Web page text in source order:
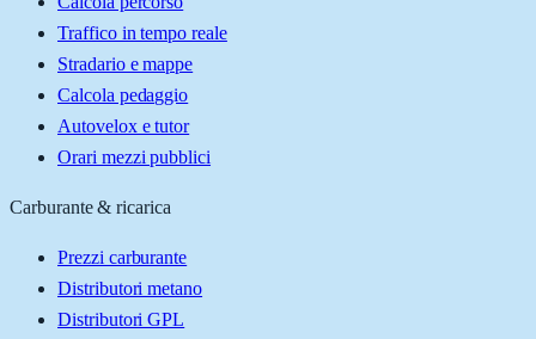
Traffico in tempo reale
Stradario e mappe
Calcola pedaggio
Autovelox e tutor
Orari mezzi pubblici
Carburante & ricarica
Prezzi carburante
Distributori metano
Distributori GPL